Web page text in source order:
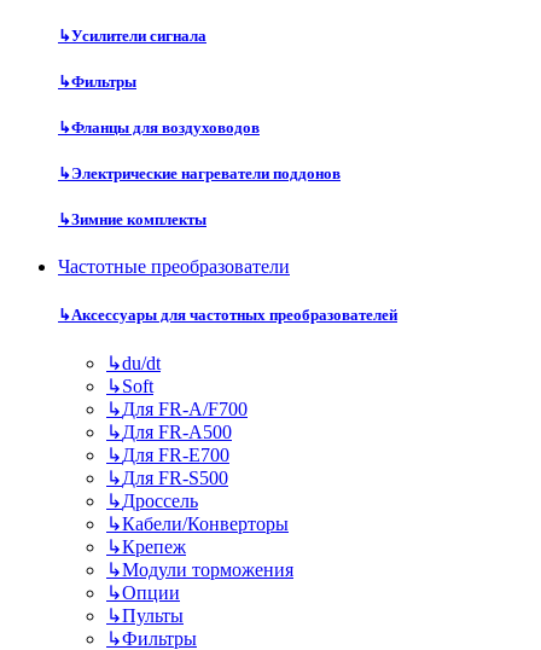
↳Усилители сигнала
↳Фильтры
↳Фланцы для воздуховодов
↳Электрические нагреватели поддонов
↳Зимние комплекты
Частотные преобразователи
↳Аксессуары для частотных преобразователей
↳du/dt
↳Soft
↳Для FR-A/F700
↳Для FR-A500
↳Для FR-E700
↳Для FR-S500
↳Дроссель
↳Кабели/Конверторы
↳Крепеж
↳Модули торможения
↳Опции
↳Пульты
↳Фильтры